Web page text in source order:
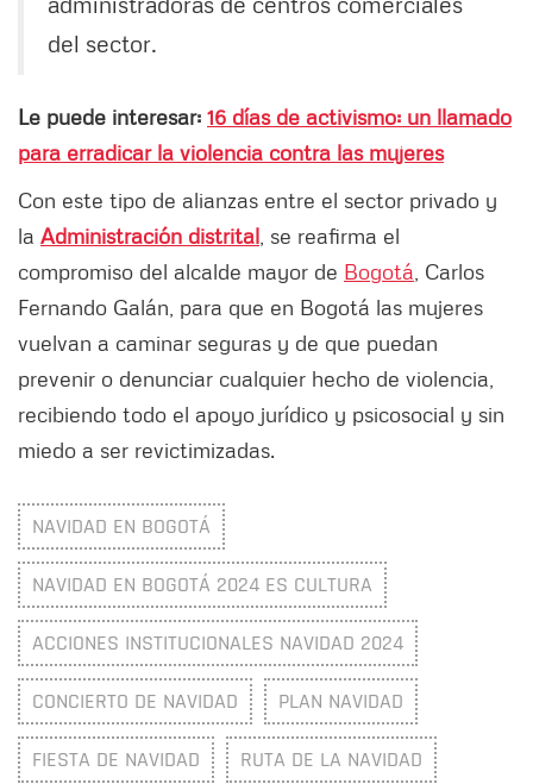
del sector.
Le puede interesar: 16 días de activismo: un llamado
para erradicar la violencia contra las mujeres
Con este tipo de alianzas entre el sector privado y
la Administración distrital , se reafirma el
compromiso del alcalde mayor de Bogotá , Carlos
Fernando Galán, para que en Bogotá las mujeres
vuelvan a caminar seguras y de que puedan
prevenir o denunciar cualquier hecho de violencia,
recibiendo todo el apoyo jurídico y psicosocial y sin
miedo a ser revictimizadas.
NAVIDAD EN BOGOTÁ
NAVIDAD EN BOGOTÁ 2024 ES CULTURA
ACCIONES INSTITUCIONALES NAVIDAD 2024
CONCIERTO DE NAVIDAD PLAN NAVIDAD
FIESTA DE NAVIDAD RUTA DE LA NAVIDAD